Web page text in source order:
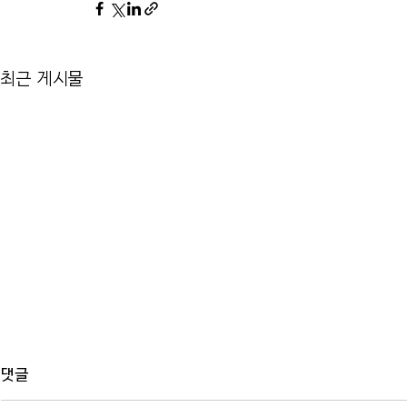
최근 게시물
댓글